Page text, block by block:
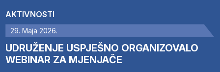
AKTIVNOSTI
29. Maja 2026.
UDRUŽENJE USPJEŠNO ORGANIZOVALO
WEBINAR ZA MJENJAČE